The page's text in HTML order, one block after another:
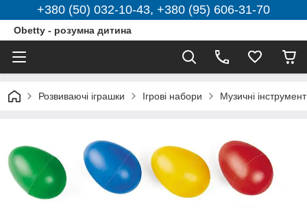
+380 (50) 032-10-43, +380 (95) 606-31-70
Obetty - розумна дитина
Розвиваючі іграшки Ігрові набори Музичні